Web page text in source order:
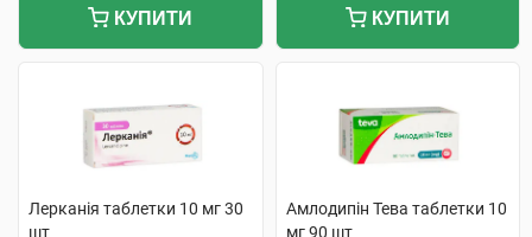
КУПИТИ КУПИТИ
Лерканія таблетки 10 мг 30
шт
Амлодипін Тева таблетки 10
мг 90 шт